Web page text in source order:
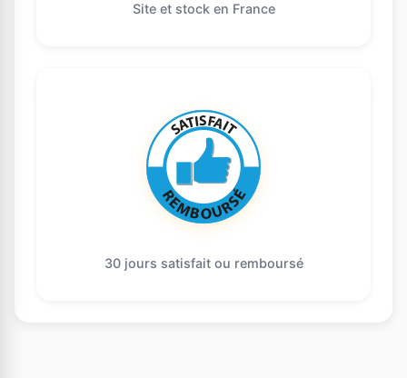
Site et stock en France
30 jours satisfait ou remboursé